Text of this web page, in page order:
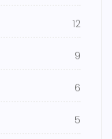
12
9
6
5